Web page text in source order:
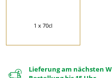
1 x 70cl
Lieferung am nächsten